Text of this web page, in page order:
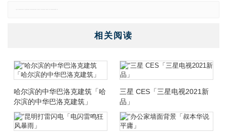
相关阅读
哈尔滨的中华巴洛克建筑「哈
尔滨的中华巴洛克建筑」
三星 CES「三星电视2021新
品」